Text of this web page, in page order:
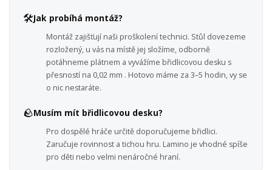
🛠️Jak probíhá montáž?
Montáž zajišťují naši proškolení technici. Stůl dovezeme
rozložený, u vás na místě jej složíme, odborně
potáhneme plátnem a vyvážíme břidlicovou desku s
přesností na 0,02 mm . Hotovo máme za 3–5 hodin, vy se
o nic nestaráte.
🪨Musím mít břidlicovou desku?
Pro dospělé hráče určitě doporučujeme břidlici.
Zaručuje rovinnost a tichou hru. Lamino je vhodné spíše
pro děti nebo velmi nenáročné hraní.